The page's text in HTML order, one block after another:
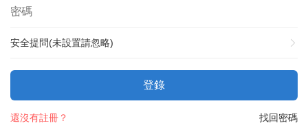
安全提問(未設置請忽略)
登錄
找回密碼
還沒有註冊？